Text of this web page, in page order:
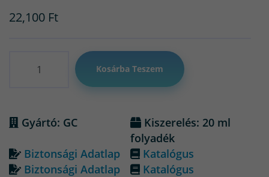
22,100 Ft
Kosárba Teszem
Gyártó: GC
Kiszerelés: 20 ml
folyadék
Biztonsági Adatlap
Katalógus
Biztonsági Adatlap
Katalógus